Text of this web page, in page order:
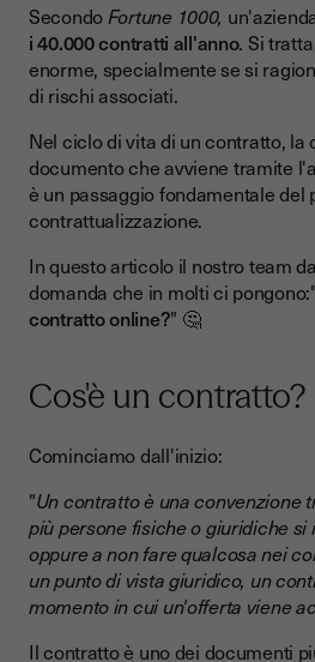
Firmare un contratto online: i
Qual è il quadro legale?
Come firmare un contratto online
SecondoFortune 1000,
i 40.000 contratti all'anno. Si
enorme, specialmente se si
di rischi associati.
Nel ciclo di vita di un contratto, la
documento che avviene tramite
è un passaggio fondamentale del
contrattualizzazione.
In questo articolo il nostro team
domanda che in molti ci pongono:"
contratto online?" 🤔
Cos'è un contratto?
Cominciamo dall'inizio:
"Un contratto è una convenzione
più persone fisiche o giuridiche si
oppure a non fare qualcosa nei
un punto di vista giuridico, un
momento in cui un'offerta viene
Il contratto è uno dei documenti